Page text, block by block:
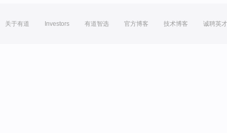
关于有道 Investors 有道智选 官方博客 技术博客 诚聘英才